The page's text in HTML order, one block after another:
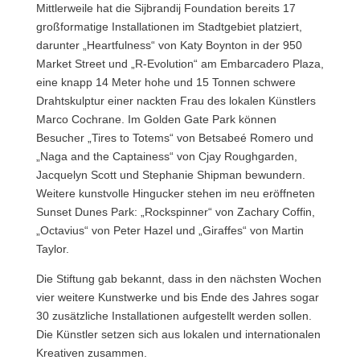
Mittlerweile hat die Sijbrandij Foundation bereits 17
großformatige Installationen im Stadtgebiet platziert,
darunter „Heartfulness“ von Katy Boynton in der 950
Market Street und „R-Evolution“ am Embarcadero Plaza,
eine knapp 14 Meter hohe und 15 Tonnen schwere
Drahtskulptur einer nackten Frau des lokalen Künstlers
Marco Cochrane. Im Golden Gate Park können
Besucher „Tires to Totems“ von Betsabeé Romero und
„Naga and the Captainess“ von Cjay Roughgarden,
Jacquelyn Scott und Stephanie Shipman bewundern.
Weitere kunstvolle Hingucker stehen im neu eröffneten
Sunset Dunes Park: „Rockspinner“ von Zachary Coffin,
„Octavius“ ​​von Peter Hazel und „Giraffes“ von Martin
Taylor.
Die Stiftung gab bekannt, dass in den nächsten Wochen
vier weitere Kunstwerke und bis Ende des Jahres sogar
30 zusätzliche Installationen aufgestellt werden sollen.
Die Künstler setzen sich aus lokalen und internationalen
Kreativen zusammen.